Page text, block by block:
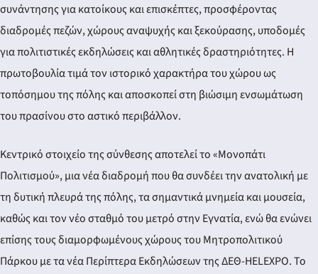
συνάντησης για κατοίκους και επισκέπτες, προσφέροντας
διαδρομές πεζών, χώρους αναψυχής και ξεκούρασης, υποδομές
για πολιτιστικές εκδηλώσεις και αθλητικές δραστηριότητες. Η
πρωτοβουλία τιμά τον ιστορικό χαρακτήρα του χώρου ως
τοπόσημου της πόλης και αποσκοπεί στη βιώσιμη ενσωμάτωση
του πρασίνου στο αστικό περιβάλλον.
Κεντρικό στοιχείο της σύνθεσης αποτελεί το «Μονοπάτι
Πολιτισμού», μια νέα διαδρομή που θα συνδέει την ανατολική με
τη δυτική πλευρά της πόλης, τα σημαντικά μνημεία και μουσεία,
καθώς και τον νέο σταθμό του μετρό στην Εγνατία, ενώ θα ενώνει
επίσης τους διαμορφωμένους χώρους του Μητροπολιτικού
Πάρκου με τα νέα Περίπτερα Εκδηλώσεων της ΔΕΘ-HELEXPO. Το